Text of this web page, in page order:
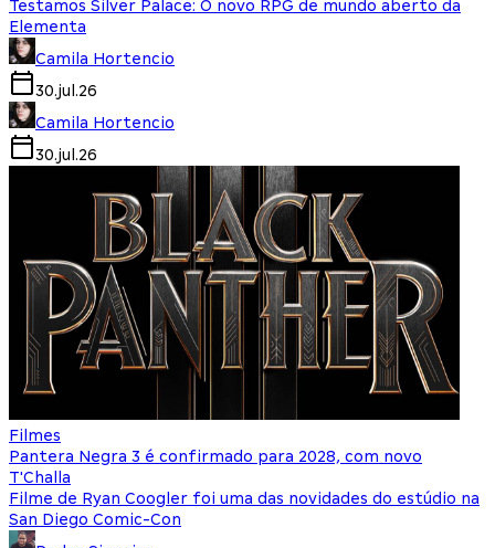
Testamos Silver Palace: O novo RPG de mundo aberto da
Elementa
Camila Hortencio
30.jul.26
Camila Hortencio
30.jul.26
Filmes
Pantera Negra 3 é confirmado para 2028, com novo
T'Challa
Filme de Ryan Coogler foi uma das novidades do estúdio na
San Diego Comic-Con